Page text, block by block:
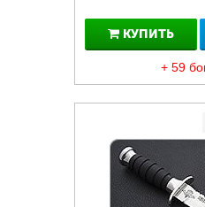
КУПИТЬ
+ 59